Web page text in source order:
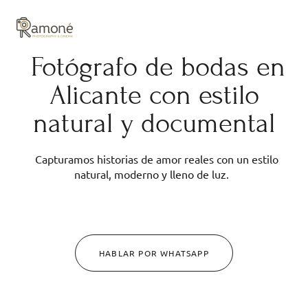
Fotógrafo de bodas en
Alicante con estilo
natural y documental
Capturamos historias de amor reales con un estilo
natural, moderno y lleno de luz.
HABLAR POR WHATSAPP